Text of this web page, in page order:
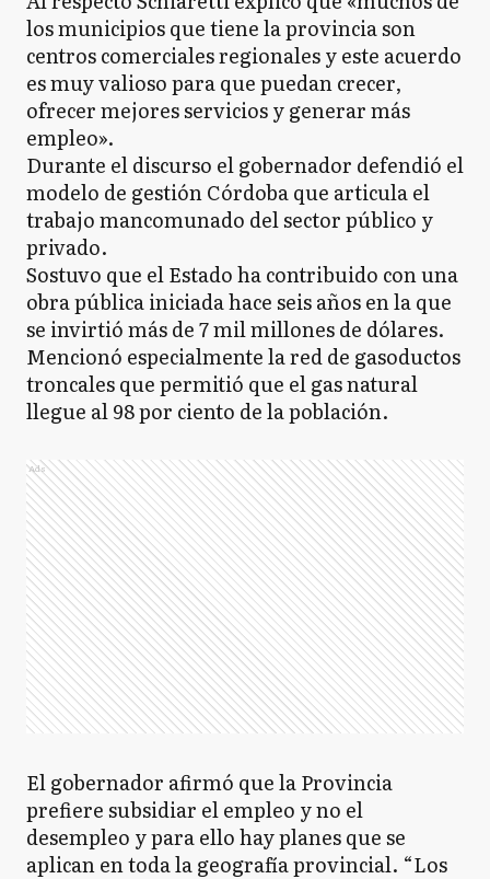
los municipios que tiene la provincia son
centros comerciales regionales y este acuerdo
es muy valioso para que puedan crecer,
ofrecer mejores servicios y generar más
empleo».
Durante el discurso el gobernador defendió el
modelo de gestión Córdoba que articula el
trabajo mancomunado del sector público y
privado.
Sostuvo que el Estado ha contribuido con una
obra pública iniciada hace seis años en la que
se invirtió más de 7 mil millones de dólares.
Mencionó especialmente la red de gasoductos
troncales que permitió que el gas natural
llegue al 98 por ciento de la población.
Ads
El gobernador afirmó que la Provincia
prefiere subsidiar el empleo y no el
desempleo y para ello hay planes que se
aplican en toda la geografía provincial. “Los